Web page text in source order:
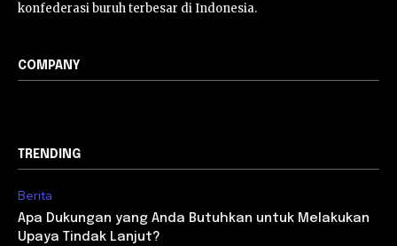
konfederasi buruh terbesar di Indonesia.
COMPANY
TRENDING
Berita
Apa Dukungan yang Anda Butuhkan untuk Melakukan
Upaya Tindak Lanjut?